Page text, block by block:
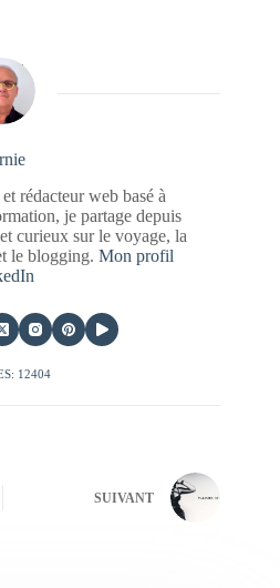
rédacteur web basé à
je partage depuis
curieux sur le voyage, la
le blogging. Mon profil
12404
SUIVANT